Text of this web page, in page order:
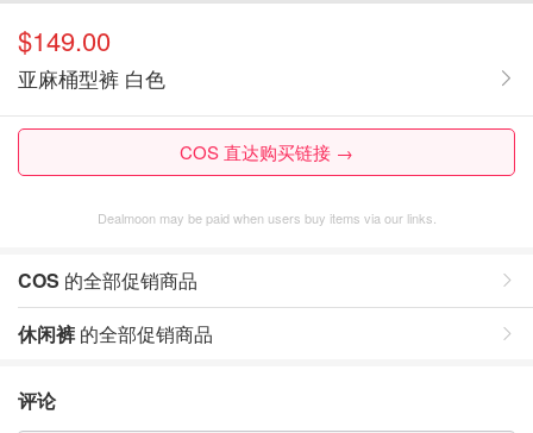
$149.00
亚麻桶型裤 白色
COS 直达购买链接 →
Dealmoon may be paid when users buy items via our links.
COS 的全部促销商品
休闲裤 的全部促销商品
评论